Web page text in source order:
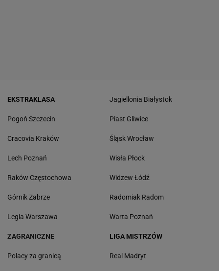
EKSTRAKLASA
Pogoń Szczecin
Cracovia Kraków
Lech Poznań
Raków Częstochowa
Górnik Zabrze
Legia Warszawa
Jagiellonia Białystok
Piast Gliwice
Śląsk Wrocław
Wisła Płock
Widzew Łódź
Radomiak Radom
Warta Poznań
ZAGRANICZNE
Polacy za granicą
LIGA MISTRZÓW
Real Madryt